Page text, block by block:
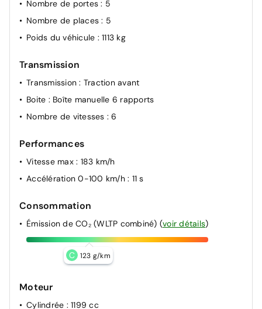
Nombre de portes: 5
Nombre de places: 5
Poids du véhicule : 1113 kg
Transmission
Transmission: Traction avant
Boite : Boîte manuelle 6 rapports
Nombre de vitesses : 6
Performances
Vitesse max : 183 km/h
Accélération 0-100 km/h : 11 s
Consommation
Émission de CO₂ (WLTP combiné) (voir détails)
C 123 g/km
Moteur
Cylindrée : 1199 cc